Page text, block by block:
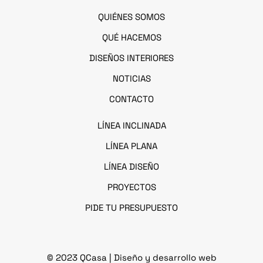
QUIÉNES SOMOS
QUÉ HACEMOS
DISEÑOS INTERIORES
NOTICIAS
CONTACTO
LÍNEA INCLINADA
LÍNEA PLANA
LÍNEA DISEÑO
PROYECTOS
PIDE TU PRESUPUESTO
© 2023 QCasa | Diseño y desarrollo web